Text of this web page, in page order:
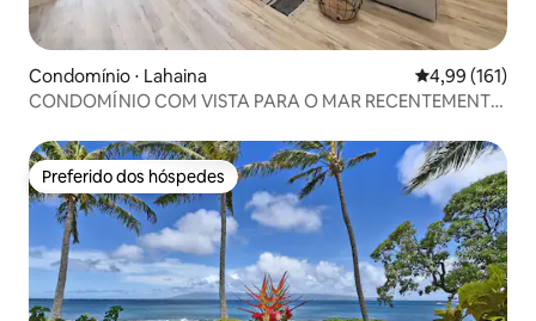
Condomínio ⋅ Lahaina 4,99 de uma
4,99 (161)
CONDOMÍNIO COM VISTA PARA O MAR RECENTEMENTE
Preferido dos hóspedes
Preferido dos hóspedes